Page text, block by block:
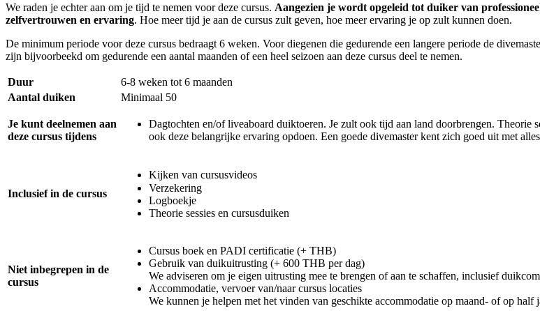
We raden je echter aan om je tijd te nemen voor deze cursus. Aangezien je wordt opgeleid tot duiker van
zelfvertrouwen en ervaring. Hoe meer tijd je aan de cursus zult geven, hoe meer ervaring je op zult kunnen doen.
De minimum periode voor deze cursus bedraagt 6 weken. Voor diegenen die gedurende een langere periode de
zijn bijvoorbeekd om gedurende een aantal maanden of een heel seizoen aan deze cursus deel te nemen.
Duur
6-8 weken tot 6 maanden
Aantal duiken
Minimaal 50
Je kunt deelnemen aan
deze cursus tijdens
Dagtochten en/of liveaboard duiktoeren. Je zult ook tijd aan land doorbrengen. Theorie
ook deze belangrijke ervaring opdoen. Een goede divemaster kent zich goed uit met
Inclusief in de cursus
Kijken van cursusvideos
Verzekering
Logboekje
Theorie sessies en cursusduiken
Niet inbegrepen in de
cursus
Cursus boek en PADI certificatie (+ THB)
Gebruik van duikuitrusting (+ 600 THB per dag)
We adviseren om je eigen uitrusting mee te brengen of aan te schaffen, inclusief
Accommodatie, vervoer van/naar cursus locaties
We kunnen je helpen met het vinden van geschikte accommodatie op maand- of op half